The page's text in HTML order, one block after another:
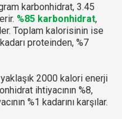
karbonhidrat, 3.45
%85 karbonhidrat,
Toplam kalorisinin ise
proteinden, %7
2000 kalori enerji
ihtiyacının %8,
%1 kadarını karşılar.